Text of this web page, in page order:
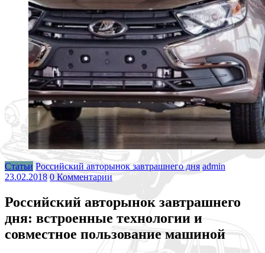
Статьи Российский авторынок завтрашнего дня admin
23.02.2018 0 Комментарии
Российский авторынок завтрашнего
дня: встроенные технологии и
совместное пользование машиной